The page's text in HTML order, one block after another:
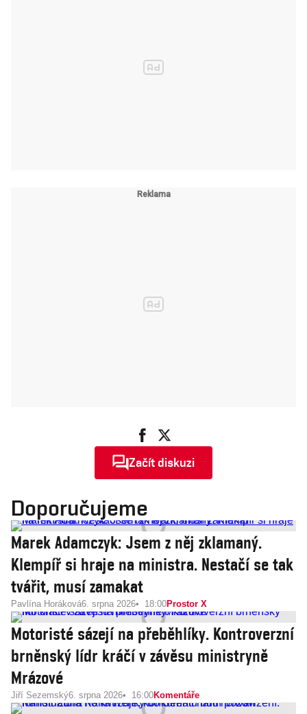
Začít diskuzi
Doporučujeme
Marek Adamczyk: Jsem z něj zklamaný.
Klempíř si hraje na ministra. Nestačí se tak
tvářit, musí zamakat
Pavlína Horáková6. srpna 2026 18:00Prostor X
Motoristé sázejí na přeběhlíky. Kontroverzní
brněnský lídr kráčí v závěsu ministryně
Mrázové
Jiří Sezemský6. srpna 2026 16:00Komentáře